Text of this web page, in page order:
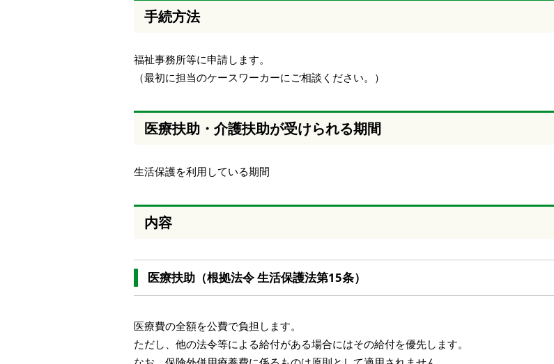
手続方法
福祉事務所等に申請します。
（最初に担当のケースワーカーにご相談ください。）
医療扶助・介護扶助が受けられる期間
生活保護を利用している期間
内容
医療扶助（根拠法令 生活保護法第15条）
医療費の全額を公費で負担します。
ただし、他の法令等による給付がある場合にはその給付を優先します。